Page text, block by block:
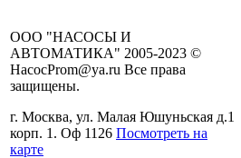
ООО "НАСОСЫ И
АВТОМАТИКА" 2005-2023 ©
HacocProm@ya.ru Все права
защищены.
г. Москва, ул. Малая Юшуньская д.1
корп. 1. Оф 1126 Посмотреть на
карте